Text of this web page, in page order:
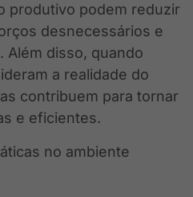
produtivo podem reduzir
desnecessários e
Além disso, quando
a realidade do
contribuem para tornar
e eficientes.
no ambiente